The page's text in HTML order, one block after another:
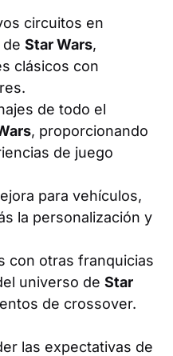
circuitos en
Star Wars,
clásicos con
de todo el
, proporcionando
de juego
para vehículos,
la personalización y
con otras franquicias
universo de Star
de crossover.
las expectativas de